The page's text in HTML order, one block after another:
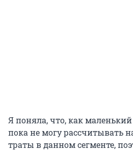
Я поняла, что, как
пока не могу рассчитывать
траты в данном сегменте,